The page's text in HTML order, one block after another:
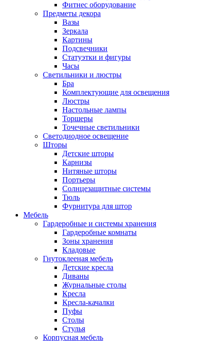
Фитнес оборудование
Предметы декора
Вазы
Зеркала
Картины
Подсвечники
Статуэтки и фигуры
Часы
Светильники и люстры
Бра
Комплектующие для освещения
Люстры
Настольные лампы
Торшеры
Точечные светильники
Светодиодное освещение
Шторы
Детские шторы
Карнизы
Нитяные шторы
Портьеры
Солнцезащитные системы
Тюль
Фурнитура для штор
Мебель
Гардеробные и системы хранения
Гардеробные комнаты
Зоны хранения
Кладовые
Гнутоклееная мебель
Детские кресла
Диваны
Журнальные столы
Кресла
Кресла-качалки
Пуфы
Столы
Стулья
Корпусная мебель